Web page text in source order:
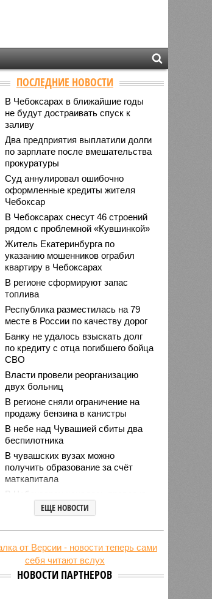
ПОСЛЕДНИЕ НОВОСТИ
В Чебоксарах в ближайшие годы
не будут достраивать спуск к
заливу
Два предприятия выплатили долги
по зарплате после вмешательства
прокуратуры
Суд аннулировал ошибочно
оформленные кредиты жителя
Чебоксар
В Чебоксарах снесут 46 строений
рядом с проблемной «Кувшинкой»
Житель Екатеринбурга по
указанию мошенников ограбил
квартиру в Чебоксарах
В регионе сформируют запас
топлива
Республика разместилась на 79
месте в России по качеству дорог
Банку не удалось взыскать долг
по кредиту с отца погибшего бойца
СВО
Власти провели реорганизацию
двух больниц
В регионе сняли ограничение на
продажу бензина в канистры
В небе над Чувашией сбиты два
беспилотника
В чувашских вузах можно
получить образование за счёт
маткапитала
В Чебоксарах началась проверка
готовности школ и детсадов к
новому учебному году
Чувашские врачи выходили
младенца массой 745 граммов
Чувашские аграрии начали уборку
урожая
ЕЩЕ НОВОСТИ
НОВОСТИ ПАРТНЕРОВ